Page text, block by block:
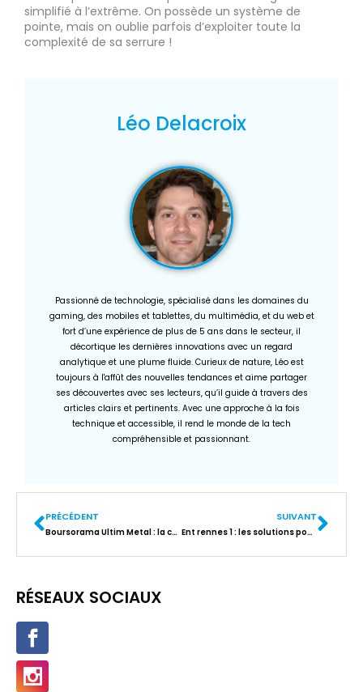
simplifié à l’extrême. On possède un système de
pointe, mais on oublie parfois d’exploiter toute la
complexité de sa serrure !
Léo Delacroix
Passionné de technologie, spécialisé dans les domaines du
gaming, des mobiles et tablettes, du multimédia, et du web et
fort d’une expérience de plus de 5 ans dans le secteur, il
décortique les dernières innovations avec un regard
analytique et une plume fluide. Curieux de nature, Léo est
toujours à l'affût des nouvelles tendances et aime partager
ses découvertes avec ses lecteurs, qu’il guide à travers des
articles clairs et pertinents. Avec une approche à la fois
technique et accessible, il rend le monde de la tech
compréhensible et passionnant.
PRÉCÉDENT
Boursorama Ultim Metal : la carte gratuite ou payante, laquelle choisir ?
SUIVANT
Ent rennes 1 : les solutions pour se connecter et consulter ses notes
RÉSEAUX SOCIAUX